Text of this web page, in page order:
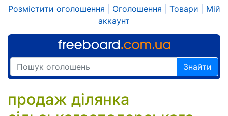
Розмістити оголошення Оголошення Товари
Мій
аккаунт
Знайти
продаж ділянка